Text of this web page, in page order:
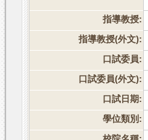
指導教授:
指導教授(外文):
口試委員:
口試委員(外文):
口試日期:
學位類別: